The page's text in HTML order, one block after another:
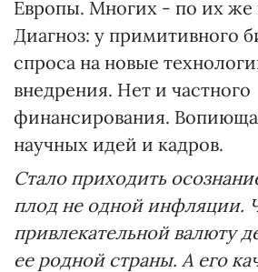
Европы. Многих - по их же
Диагноз: у примитивного
спроса на новые
внедрения. Нет и частного
финансирования.
научных идей и кадров.
Стало приходить
плод не одной инфляции.
привлекательной валюту
ее родной страны. А его